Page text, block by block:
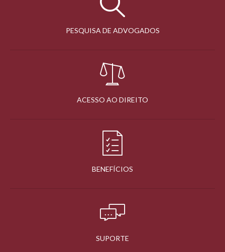
PESQUISA DE ADVOGADOS
ACESSO AO DIREITO
BENEFÍCIOS
SUPORTE